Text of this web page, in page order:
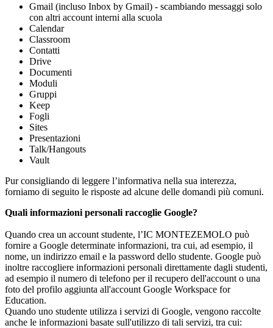
Gmail (incluso Inbox by Gmail) - scambiando messaggi solo
con altri account interni alla scuola
Calendar
Classroom
Contatti
Drive
Documenti
Moduli
Gruppi
Keep
Fogli
Sites
Presentazioni
Talk/Hangouts
Vault
Pur consigliando di leggere l’informativa nella sua interezza,
forniamo di seguito le risposte ad alcune delle domandi più comuni.
Quali informazioni personali raccoglie Google?
Quando crea un account studente, l’IC MONTEZEMOLO può
fornire a Google determinate informazioni, tra cui, ad esempio, il
nome, un indirizzo email e la password dello studente. Google può
inoltre raccogliere informazioni personali direttamente dagli studenti,
ad esempio il numero di telefono per il recupero dell'account o una
foto del profilo aggiunta all'account Google Workspace for
Education.
Quando uno studente utilizza i servizi di Google, vengono raccolte
anche le informazioni basate sull'utilizzo di tali servizi, tra cui: